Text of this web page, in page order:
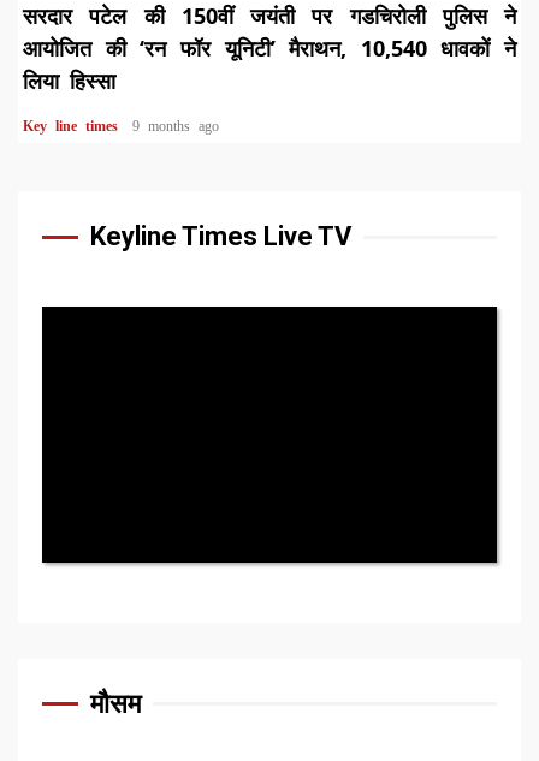
सरदार पटेल की 150वीं जयंती पर गडचिरोली पुलिस ने
आयोजित की ‘रन फॉर यूनिटी’ मैराथन, 10,540 धावकों ने
लिया हिस्सा
Key line times 9 months ago
Keyline Times Live TV
मौसम